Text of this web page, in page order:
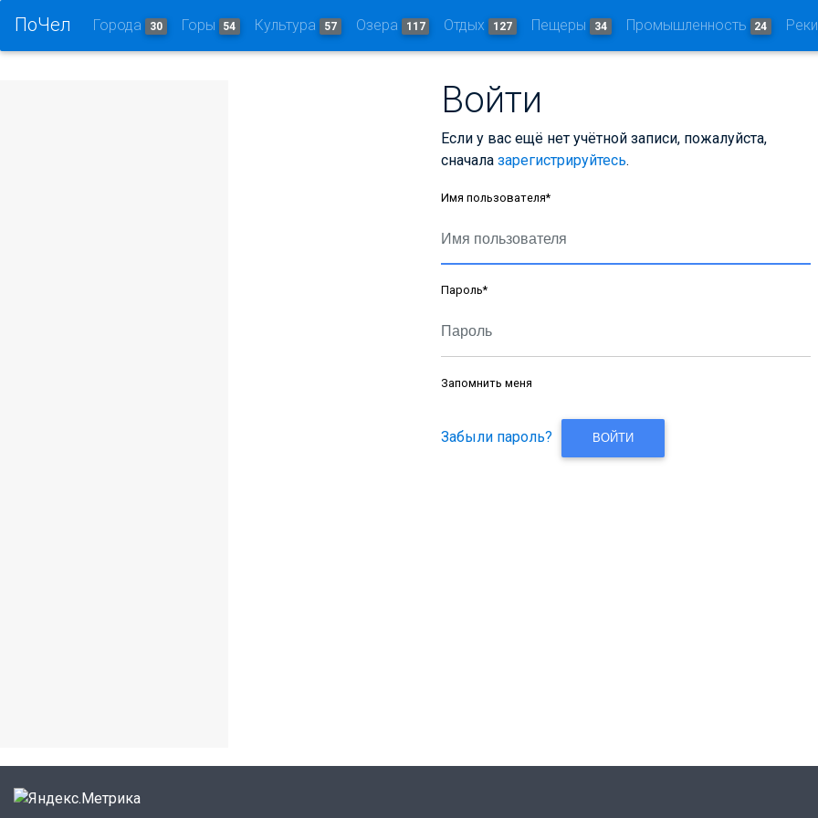
ПоЧел Города 30 Горы 54 Культура 57 Озера 117 Отдых 127 Пещеры 34 Промышленность 24
Войти
Если у вас ещё нет учётной записи, пожалуйста,
сначала зарегистрируйтесь.
Имя пользователя*
Пароль*
Запомнить меня
Забыли пароль? ВОЙТИ